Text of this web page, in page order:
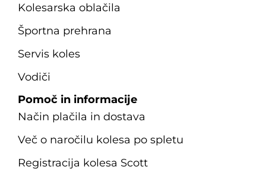
Kolesarska oblačila
Športna prehrana
Servis koles
Vodiči
Pomoč in informacije
Način plačila in dostava
Več o naročilu kolesa po spletu
Registracija kolesa Scott